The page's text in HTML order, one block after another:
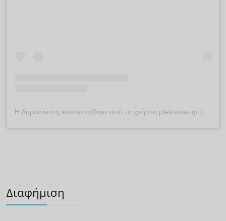
Διαφήμιση